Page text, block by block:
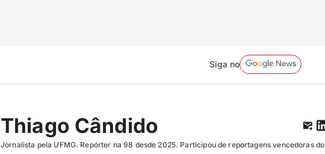
Siga no
Thiago Cândido
Jornalista pela UFMG. Repórter na 98 desde 2025. Participou de reportagens vencedoras do